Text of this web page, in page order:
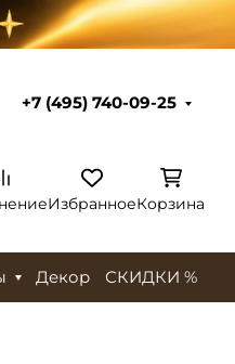
+7 (495) 740-09-25
ИзбранноеКорзина
Декор СКИДКИ %